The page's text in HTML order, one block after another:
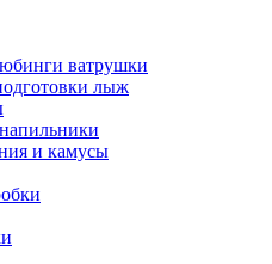
ватрушки
лыж
и камусы